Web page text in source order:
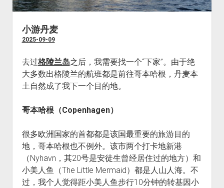
文化遗址
世界之最
五条最具挑战性的公路
小游丹麦
2025-09-09
去过格陵兰岛之后，我需要找一个“下家”。由于绝
大多数出格陵兰的航班都是前往哥本哈根，丹麦本
土自然成了我下一个目的地。
哥本哈根（Copenhagen）
很多欧洲国家的首都都是该国最重要的旅游目的
地，哥本哈根也不例外。该市两个打卡地新港
（Nyhavn，其20号是安徒生曾经居住过的地方）和
小美人鱼（The Little Mermaid）都是人山人海。不
过，我个人觉得距小美人鱼步行10分钟的转基因小